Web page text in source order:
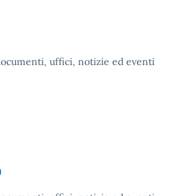
uffici, notizie ed eventi